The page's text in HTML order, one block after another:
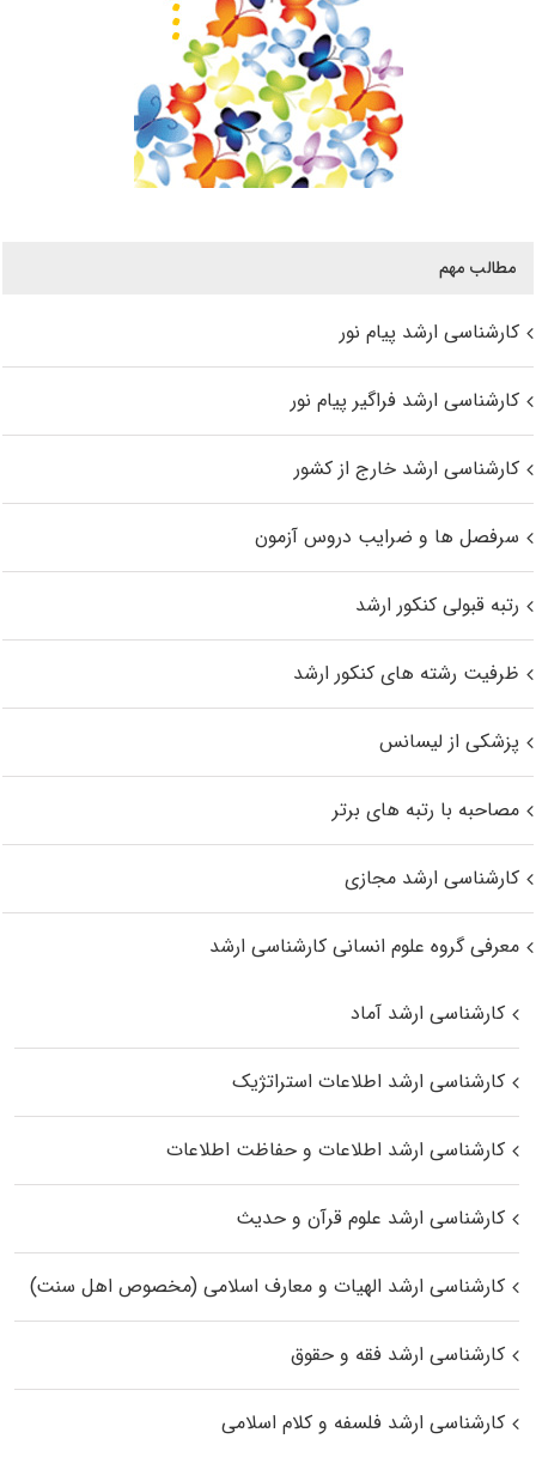
مطالب مهم
کارشناسی ارشد پیام نور
کارشناسی ارشد فراگیر پیام نور
کارشناسی ارشد خارج از کشور
سرفصل ها و ضرایب دروس آزمون
رتبه قبولی کنکور ارشد
ظرفیت رشته های کنکور ارشد
پزشکی از لیسانس
مصاحبه با رتبه های برتر
کارشناسی ارشد مجازی
معرفی گروه علوم انسانی کارشناسی ارشد
کارشناسی ارشد آماد
کارشناسی ارشد اطلاعات استراتژیک
کارشناسی ارشد اطلاعات و حفاظت اطلاعات
کارشناسی ارشد علوم قرآن و حدیث
کارشناسی ارشد الهیات و معارف اسلامی (مخصوص اهل سنت)
کارشناسی ارشد فقه و حقوق
کارشناسی ارشد فلسفه و کلام اسلامی